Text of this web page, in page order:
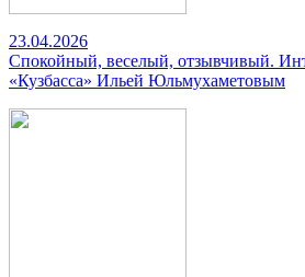
23.04.2026
Спокойный, веселый, отзывчивый.
«Кузбасса» Ильей Юльмухаметовым